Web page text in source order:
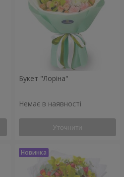
Букет "Лоріна"
Немає в наявності
Уточнити